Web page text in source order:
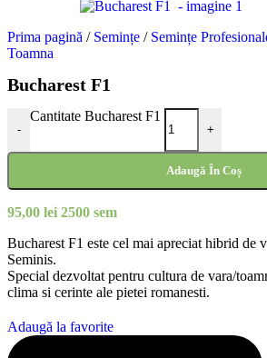
Prima pagină / Semințe / Semințe
Toamna
Bucharest F1
-
Cantitate Bucharest F1
+
Adaugă În Coș
95,00 lei 2500 sem
Bucharest F1 este cel mai apreciat hibrid de
Seminis.
Special dezvoltat pentru cultura de vara/
clima si cerinte ale pietei romanesti.
Adaugă la favorite